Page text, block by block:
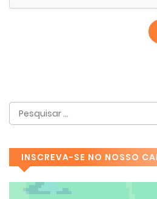
INSCREVA-SE NO NOSSO